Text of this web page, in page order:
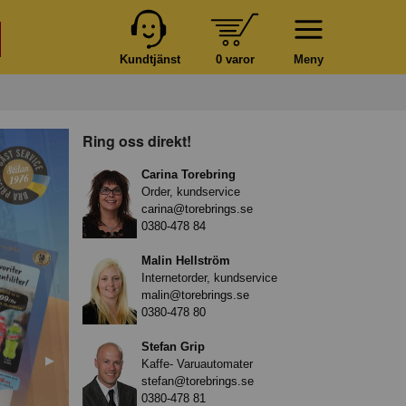
Meny
0 varor
Kundtjänst
Nästa
▶︎
Ring oss direkt!
Carina Torebring
Order, kundservice
carina@torebrings.se
0380-478 84
Malin Hellström
Internetorder, kundservice
malin@torebrings.se
0380-478 80
Stefan Grip
Kaffe- Varuautomater
stefan@torebrings.se
0380-478 81